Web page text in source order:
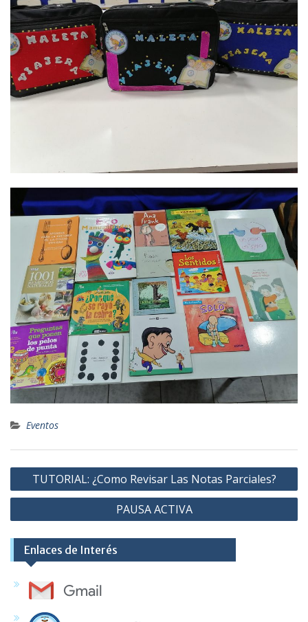
Eventos
Navegación
de
TUTORIAL: ¿Como Revisar Las Notas Parciales?
PAUSA ACTIVA
Enlaces de Interés